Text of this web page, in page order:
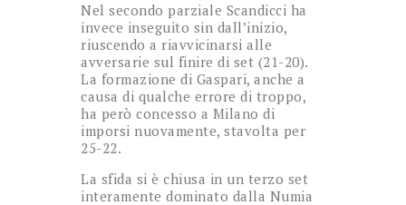
Nel secondo parziale Scandicci ha
invece inseguito sin dall’inizio,
riuscendo a riavvicinarsi alle
avversarie sul finire di set (21-20).
La formazione di Gaspari, anche a
causa di qualche errore di troppo,
ha però concesso a Milano di
imporsi nuovamente, stavolta per
25-22.
La sfida si è chiusa in un terzo set
interamente dominato dalla Numia